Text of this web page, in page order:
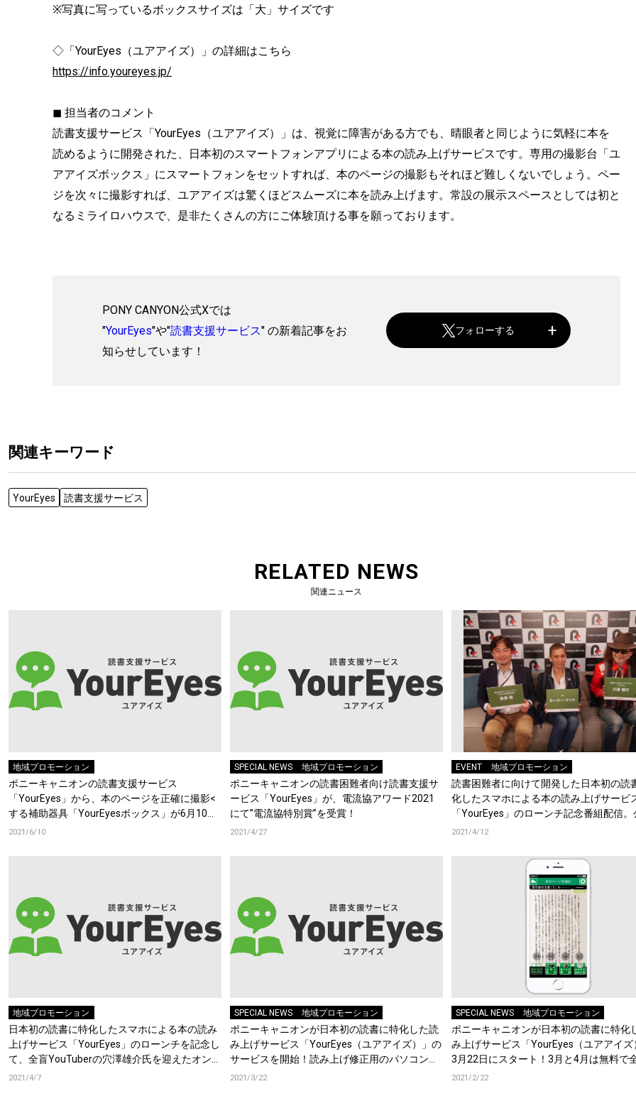
※写真に写っているボックスサイズは「大」サイズです
◇「YourEyes（ユアアイズ）」の詳細はこちら
https://info.youreyes.jp/
◼ 担当者のコメント
読書支援サービス「YourEyes（ユアアイズ）」は、視覚に障害がある方でも、晴眼者と同じように気軽に本を
読めるように開発された、日本初のスマートフォンアプリによる本の読み上げサービスです。専用の撮影台「ユ
アアイズボックス」にスマートフォンをセットすれば、本のページの撮影もそれほど難しくないでしょう。ペー
ジを次々に撮影すれば、ユアアイズは驚くほどスムーズに本を読み上げます。常設の展示スペースとしては初と
なるミライロハウスで、是非たくさんの方にご体験頂ける事を願っております。
PONY CANYON公式Xでは
"YourEyes"や"読書支援サービス" の新着記事をお
知らせしています！
フォローする
関連キーワード
YourEyes 読書支援サービス
RELATED NEWS
関連ニュース
地域プロモーション
ポニーキャニオンの読書支援サービス
「YourEyes」から、本のページを正確に撮影<
する補助器具「YourEyesボックス」が6月10日
に発売開始！
2021/6/10
SPECIAL NEWS 地域プロモーション
ポニーキャニオンの読書困難者向け読書支援サ
ービス「YourEyes」が、電流協アワード2021
にて”電流協特別賞”を受賞！
2021/4/27
EVENT 地域プロモーション
読書困難者に向けて開発した日本初の読
化したスマホによる本の読み上げサービ
「YourEyes」のローンチ記念番組配信。
YouTubeチャンネルでアーカイブ化決定
2021/4/12
地域プロモーション
日本初の読書に特化したスマホによる本の読み
上げサービス「YourEyes」のローンチを記念し
て、全盲YouTuberの穴澤雄介氏を迎えたオンラ
イントークイベントを4月9日に実施！
2021/4/7
SPECIAL NEWS 地域プロモーション
ポニーキャニオンが日本初の読書に特化した読
み上げサービス「YourEyes（ユアアイズ）」の
サービスを開始！読み上げ修正用のパソコンソ
フト「ボランティアツール」の無償提供もスタ
2021/3/22
SPECIAL NEWS 地域プロモーション
ポニーキャニオンが日本初の読書に特化
み上げサービス「YourEyes（ユアアイズ
3月22日にスタート！3月と4月は無料で
が使えるキャンペーンを実施！
2021/2/22